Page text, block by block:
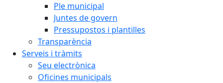
Ple municipal
Juntes de govern
Pressupostos i plantilles
Transparència
Serveis i tràmits
Seu electrònica
Oficines municipals